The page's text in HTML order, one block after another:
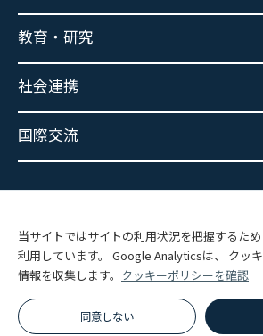
当サイトではサイトの利用状況を把握するた
利用しています。 Google Analyticsは、 クッ
情報を収集します。 クッキーポリシーを確認
同意しない
教育・研究
社会連携
国際交流
プライバシーポリシー
関連リンク